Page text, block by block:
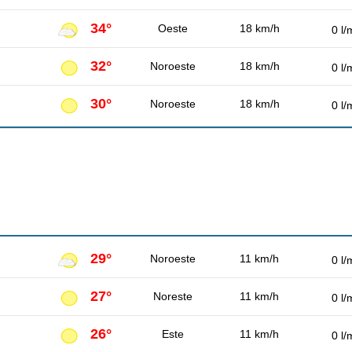
34° Oeste 18 km/h 0 l/
32° Noroeste 18 km/h 0 l/
30° Noroeste 18 km/h 0 l/
29° Noroeste 11 km/h 0 l/
27° Noreste 11 km/h 0 l/
26° Este 11 km/h 0 l/